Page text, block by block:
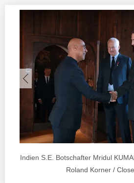
Indien S.E. Botschafter Mridul
Roland Korner /